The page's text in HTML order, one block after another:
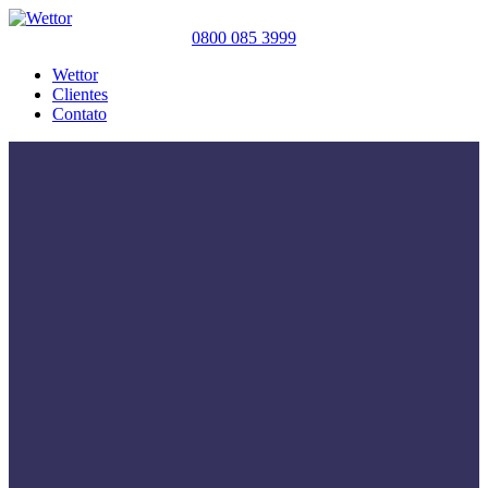
0800 085 3999
Wettor
Clientes
Contato